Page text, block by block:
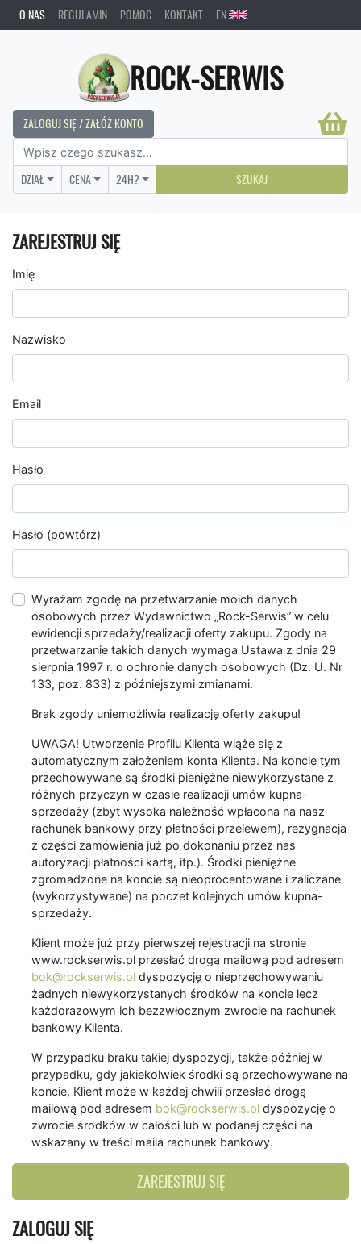
O NAS REGULAMIN POMOC KONTAKT EN
ROCK-SERWIS
ZALOGUJ SIĘ / ZAŁÓŻ KONTO
DZIAŁ CENA 24H? SZUKAJ
ZAREJESTRUJ SIĘ
Imię
Nazwisko
Email
Hasło
Hasło (powtórz)
Wyrażam zgodę na przetwarzanie moich danych
osobowych przez Wydawnictwo „Rock-Serwis” w celu
ewidencji sprzedaży/realizacji oferty zakupu. Zgody na
przetwarzanie takich danych wymaga Ustawa z dnia 29
sierpnia 1997 r. o ochronie danych osobowych (Dz. U. Nr
133, poz. 833) z późniejszymi zmianami.
Brak zgody uniemożliwia realizację oferty zakupu!
UWAGA! Utworzenie Profilu Klienta wiąże się z
automatycznym założeniem konta Klienta. Na koncie tym
przechowywane są środki pieniężne niewykorzystane z
różnych przyczyn w czasie realizacji umów kupna-
sprzedaży (zbyt wysoka należność wpłacona na nasz
rachunek bankowy przy płatności przelewem), rezygnacja
z części zamówienia już po dokonaniu przez nas
autoryzacji płatności kartą, itp.). Środki pieniężne
zgromadzone na koncie są nieoprocentowane i zaliczane
(wykorzystywane) na poczet kolejnych umów kupna-
sprzedaży.
Klient może już przy pierwszej rejestracji na stronie
www.rockserwis.pl przesłać drogą mailową pod adresem
bok@rockserwis.pl dyspozycję o nieprzechowywaniu
żadnych niewykorzystanych środków na koncie lecz
każdorazowym ich bezzwłocznym zwrocie na rachunek
bankowy Klienta.
W przypadku braku takiej dyspozycji, także później w
przypadku, gdy jakiekolwiek środki są przechowywane na
koncie, Klient może w każdej chwili przesłać drogą
mailową pod adresem bok@rockserwis.pl dyspozycję o
zwrocie środków w całości lub w podanej części na
wskazany w treści maila rachunek bankowy.
ZAREJESTRUJ SIĘ
ZALOGUJ SIĘ